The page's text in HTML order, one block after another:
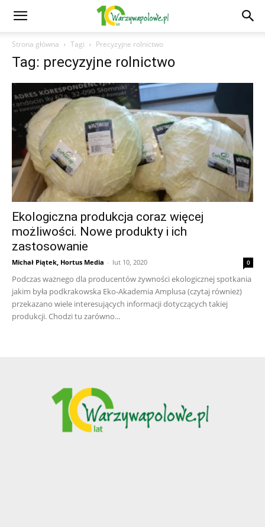
Strona główna Tagi Precyzyjne rolnictwo
Tag: precyzyjne rolnictwo
Ekologiczna produkcja coraz więcej
możliwości. Nowe produkty i ich
zastosowanie
Michał Piątek, Hortus Media - lut 10, 2020 0
Podczas ważnego dla producentów żywności ekologicznej spotkania
jakim była podkrakowska Eko-Akademia Amplusa (czytaj również)
przekazano wiele interesujących informacji dotyczących takiej
produkcji. Chodzi tu zarówno...